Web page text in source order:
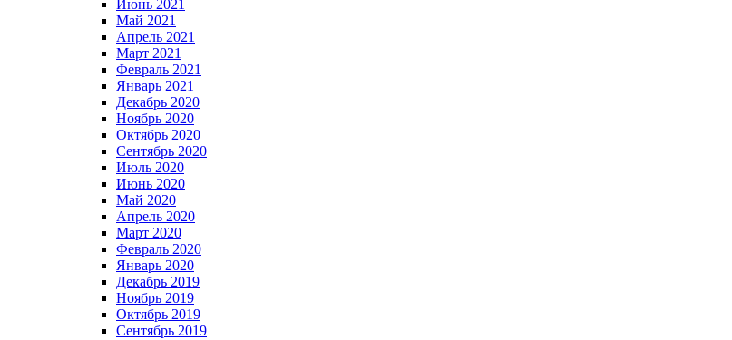
Июнь 2021
Май 2021
Апрель 2021
Март 2021
Февраль 2021
Январь 2021
Декабрь 2020
Ноябрь 2020
Октябрь 2020
Сентябрь 2020
Июль 2020
Июнь 2020
Май 2020
Апрель 2020
Март 2020
Февраль 2020
Январь 2020
Декабрь 2019
Ноябрь 2019
Октябрь 2019
Сентябрь 2019